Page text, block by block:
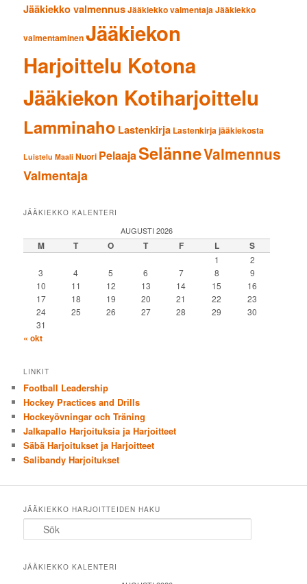
Jääkiekko valmennusJääkiekko valmentajaJääkiekko
valmentaminenJääkiekon
Harjoittelu Kotona
Jääkiekon Kotiharjoittelu
Lamminaho Lastenkirja Lastenkirja jääkiekosta
Luistelu Maali Nuori PelaajaSelänneValmennus
Valmentaja
JÄÄKIEKKO KALENTERI
AUGUSTI 2026
M T O T F L S
1
2
3
4 5 6 7 8
9
10
11 12 13 14 15
16
17
18 19 20 21 22
23
24
25 26 27 28 29
30
31
« okt
LINKIT
Football Leadership
Hockey Practices and Drills
Hockeyövningar och Träning
Jalkapallo Harjoituksia ja Harjoitteet
Säbä Harjoitukset ja Harjoitteet
Salibandy Harjoitukset
JÄÄKIEKKO HARJOITTEIDEN HAKU
JÄÄKIEKKO KALENTERI